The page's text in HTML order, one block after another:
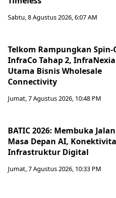
Sabtu, 8 Agustus 2026, 6:07 AM
Telkom Rampungkan Spin-
InfraCo Tahap 2,
Utama Bisnis Wholesale
Connectivity
Jumat, 7 Agustus 2026, 10:48 PM
BATIC 2026: Membuka
Masa Depan AI,
Infrastruktur Digital
Jumat, 7 Agustus 2026, 10:33 PM